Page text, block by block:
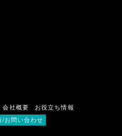
会社概要
お役立ち情報
/お問い合わせ